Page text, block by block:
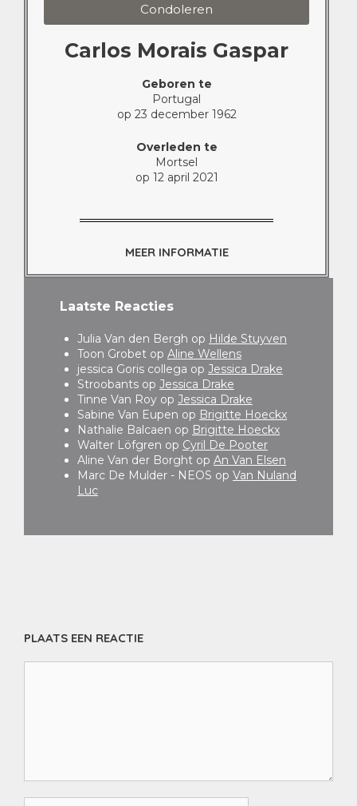
Condoleren
Carlos Morais Gaspar
Geboren te
Portugal
op 23 december 1962
Overleden te
Mortsel
op 12 april 2021
MEER INFORMATIE
Laatste Reacties
Julia Van den Bergh op Hilde Stuyven
Toon Grobet op Aline Wellens
jessica Goris collega op Jessica Drake
Stroobants op Jessica Drake
Tinne Van Roy op Jessica Drake
Sabine Van Eupen op Brigitte Hoeckx
Nathalie Balcaen op Brigitte Hoeckx
Walter Löfgren op Cyril De Pooter
Aline Van der Borght op An Van Elsen
Marc De Mulder - NEOS op Van Nuland
Luc
PLAATS EEN REACTIE